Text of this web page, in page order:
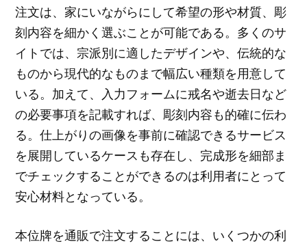
注文は、家にいながらにして希望の形や材質、彫
刻内容を細かく選ぶことが可能である。多くのサ
イトでは、宗派別に適したデザインや、伝統的な
ものから現代的なものまで幅広い種類を用意して
いる。加えて、入力フォームに戒名や逝去日など
の必要事項を記載すれば、彫刻内容も的確に伝わ
る。仕上がりの画像を事前に確認できるサービス
を展開しているケースも存在し、完成形を細部ま
でチェックすることができるのは利用者にとって
安心材料となっている。
本位牌を通販で注文することには、いくつかの利